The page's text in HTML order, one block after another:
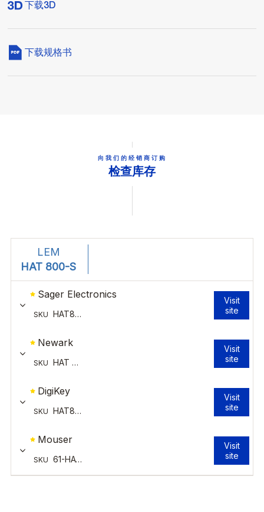
下载3D
下载规格书
向我们的经销商订购
检查库存